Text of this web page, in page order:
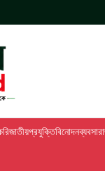
জাতীয়প্রযুক্তিবিনোদনব্যবসা